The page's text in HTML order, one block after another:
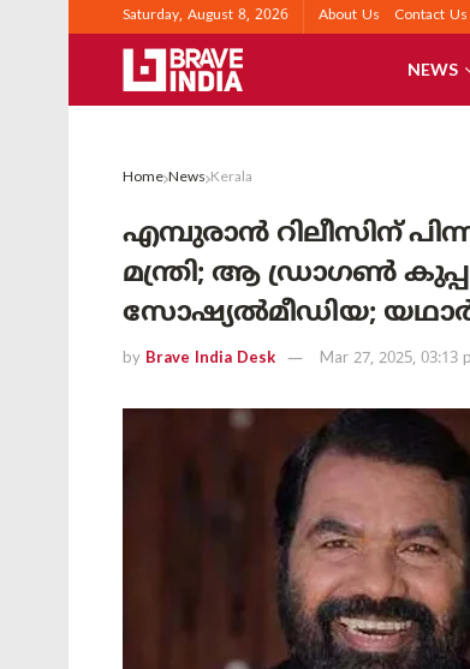
Saturday, August 8, 2026 About Us Contact Us
NEWS
Home News Kerala
എമ്പുരാൻ റിലീസിന്
മന്ത്രി; ആ ഡ്രാഗൺ
സോഷ്യൽമീഡിയ;
by Brave India Desk Mar 27, 2025, 03:13